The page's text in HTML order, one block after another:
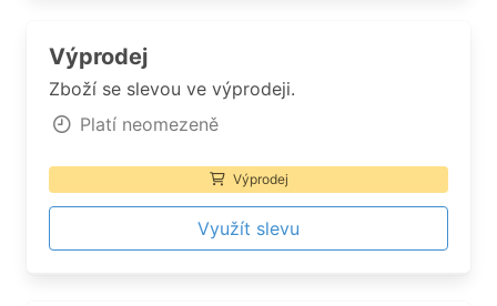
Výprodej
Zboží se slevou ve výprodeji.
Platí neomezeně
Výprodej
Využít slevu